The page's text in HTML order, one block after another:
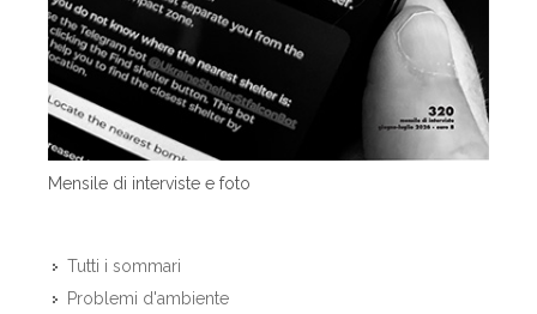
Mensile di interviste e foto
Tutti i sommari
Problemi d'ambiente